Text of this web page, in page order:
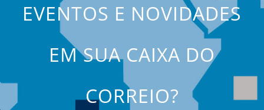
EVENTOS E NOVIDADES
EM SUA CAIXA DO
CORREIO?